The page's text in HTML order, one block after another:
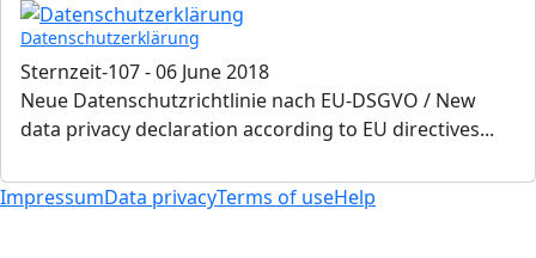
Datenschutzerklärung
Sternzeit-107-06 June 2018
Neue Datenschutzrichtlinie nach EU-DSGVO / New
data privacy declaration according to EU directives...
ImpressumData privacyTerms of useHelp